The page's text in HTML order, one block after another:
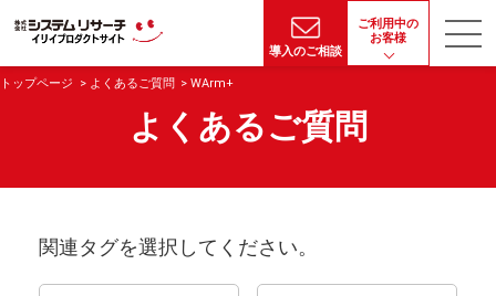
導入のご相談
ご利用中の
お客様
トップページ よくあるご質問 WArm+
よくあるご質問
関連タグを選択してください。